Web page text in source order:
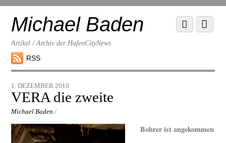
down
contentMichael Baden
Artikel / Archiv der HafenCityNews
RSS
Menu
Scroll
down
1. DEZEMBER 2010
VERA die zweite
Michael Baden /
Bohrer ist angekommen